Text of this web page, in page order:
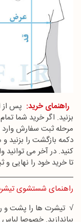
راهنمای خرید: پس از
بزنید. اگر خرید شما
مرحله ثبت سفارش وارد
دکمه بازگشت را بزنید
کنید. در آخر می
تا خرید خود را نهایی و
راهنمای شستشوی
√ تیشرت ها را پشت و